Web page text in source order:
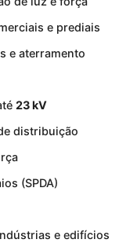
e prediais
e aterramento
23 kV
distribuição
(SPDA)
e edifícios